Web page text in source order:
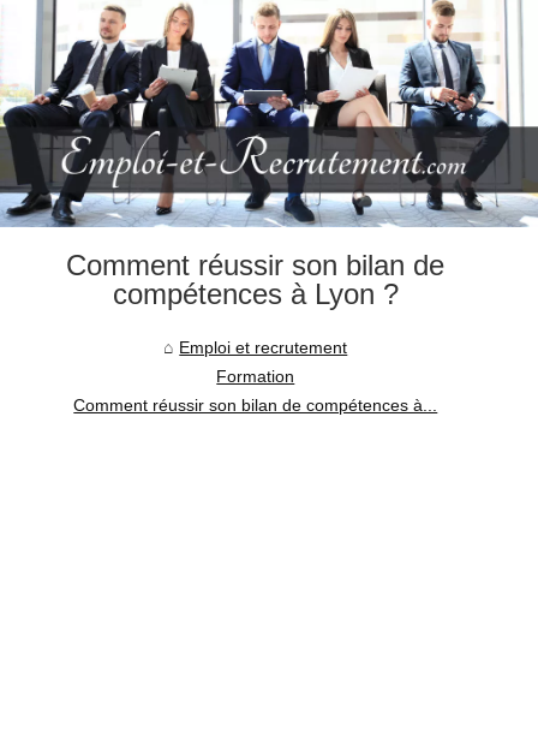
Comment réussir son bilan de
compétences à Lyon ?
Emploi et recrutement
Formation
Comment réussir son bilan de compétences à...